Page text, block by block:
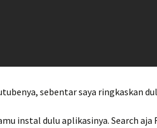
sebentar saya ringkaskan
instal dulu aplikasinya. Search aja